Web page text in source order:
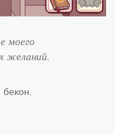
моего
желаний.